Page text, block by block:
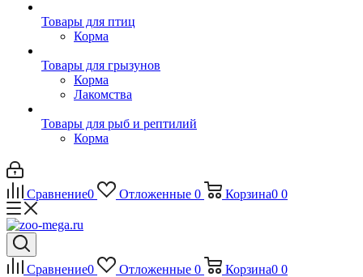
Товары для птиц
Корма
Товары для грызунов
Корма
Лакомства
Товары для рыб и рептилий
Корма
Сравнение0 Отложенные 0 Корзина0 0
Сравнение0 Отложенные 0 Корзина0 0